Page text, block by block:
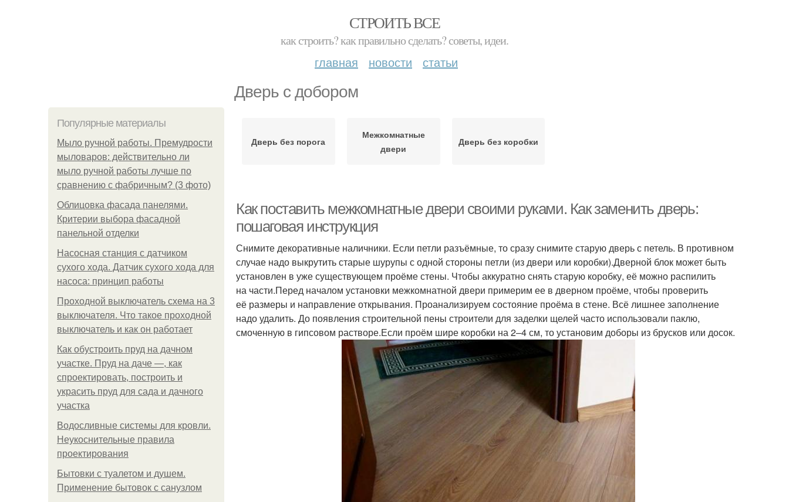
СТРОИТЬ ВСЕ
как строить? как правильно сделать? советы, идеи.
главная новости статьи
Дверь с добором
Популярные материалы
Мыло ручной работы. Премудрости
мыловаров: действительно ли
мыло ручной работы лучше по
сравнению с фабричным? (3 фото)
Облицовка фасада панелями.
Критерии выбора фасадной
панельной отделки
Насосная станция с датчиком
сухого хода. Датчик сухого хода для
насоса: принцип работы
Проходной выключатель схема на 3
выключателя. Что такое проходной
выключатель и как он работает
Как обустроить пруд на дачном
участке. Пруд на даче —, как
спроектировать, построить и
украсить пруд для сада и дачного
участка
Водосливные системы для кровли.
Неукоснительные правила
проектирования
Бытовки с туалетом и душем.
Применение бытовок с санузлом
Дверь без порога
Межкомнатные
двери
Дверь без коробки
Как поставить межкомнатные двери своими руками. Как заменить дверь:
пошаговая инструкция
Снимите декоративные наличники. Если петли разъёмные, то сразу снимите старую дверь с петель. В противном
случае надо выкрутить старые шурупы с одной стороны петли (из двери или коробки).Дверной блок может быть
установлен в уже существующем проёме стены. Чтобы аккуратно снять старую коробку, её можно распилить
на части.Перед началом установки межкомнатной двери примерим ее в дверном проёме, чтобы проверить
её размеры и направление открывания. Проанализируем состояние проёма в стене. Всё лишнее заполнение
надо удалить. До появления строительной пены строители для заделки щелей часто использовали паклю,
смоченную в гипсовом растворе.Если проём шире коробки на 2–4 см, то установим доборы из брусков или досок.